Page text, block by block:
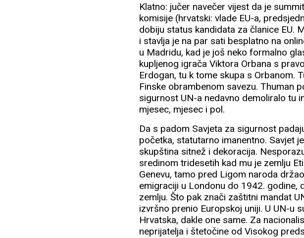
Klatno: jučer navečer vijest da je
komisije (hrvatski: vlade EU-a,
dobiju status kandidata za članice EU.
i stavlja je na par sati besplatno na
u Madridu, kad je još neko formalno
kupljenog igrača Viktora Orbana s
Erdogan, tu k tome skupa s Orbanom.
Finske obrambenom savezu. Thuman
sigurnost UN-a nedavno demoliralo tu
mjesec, mjesec i pol.
Da s padom Savjeta za sigurnost
početka, statutarno imanentno. Savjet
skupština sitnež i dekoracija.
sredinom tridesetih kad mu je zemlju
Genevu, tamo pred Ligom naroda
emigraciji u Londonu do 1942. godine,
zemlju. Što pak znači zaštitni mandat
izvršno prenio Europskoj uniji. U UN-u
Hrvatska, dakle one same. Za
neprijatelja i štetočine od Visokog